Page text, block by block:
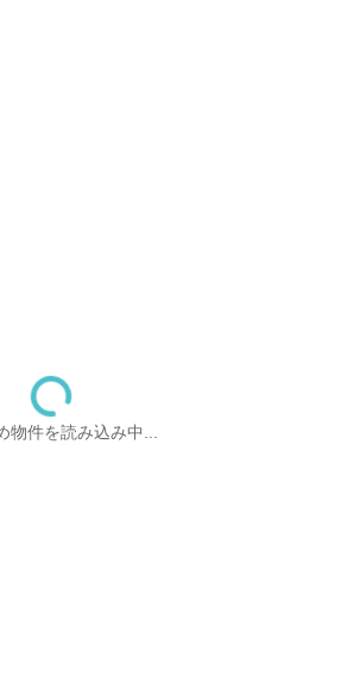
物件を読み込み中...